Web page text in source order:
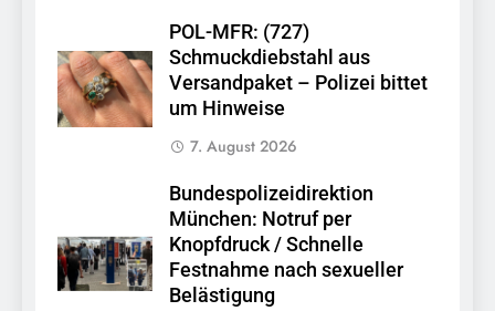
POL-MFR: (727)
Schmuckdiebstahl aus
Versandpaket – Polizei bittet
um Hinweise
7. August 2026
Bundespolizeidirektion
München: Notruf per
Knopfdruck / Schnelle
Festnahme nach sexueller
Belästigung